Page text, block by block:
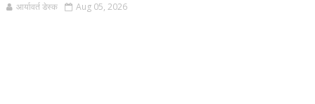
आर्यावर्त डेस्क Aug 05, 2026